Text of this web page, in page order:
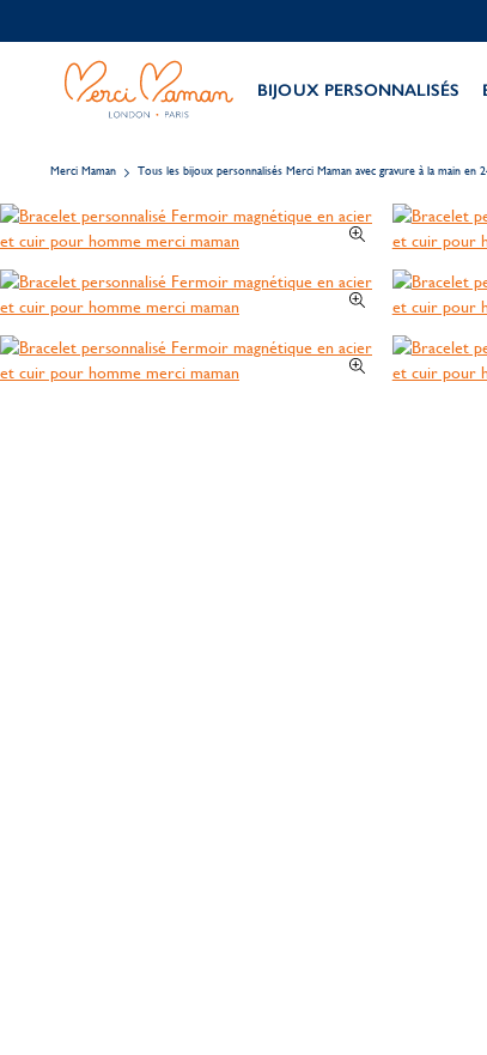
BIJOUX PERSONNALISÉS
Merci Maman Tous les bijoux personnalisés Merci Maman avec gravure à la main en